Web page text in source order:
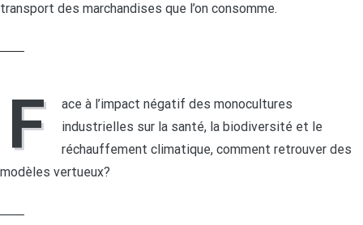
transport des marchandises que l’on consomme.
F
ace à l’impact négatif des monocultures
industrielles sur la santé, la biodiversité et le
réchauffement climatique, comment retrouver des
modèles vertueux?